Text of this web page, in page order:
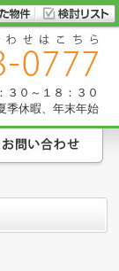
３０～１８：３０
季休暇、年末年始